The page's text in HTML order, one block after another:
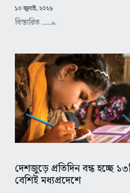
১০ জুলাই, ২০২৬
বিস্তারিত
দেশজুড়ে প্রতিদিন বন্ধ হচ্ছে
বেশিই মধ্যপ্রদেশে